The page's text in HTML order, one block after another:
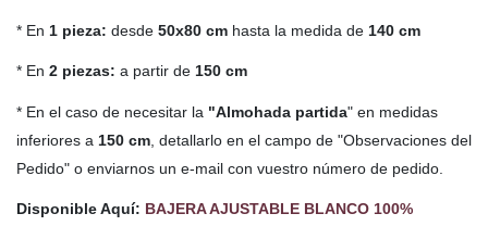
* En 1 pieza: desde 50x80 cm hasta la medida de 140 cm
* En 2 piezas: a partir de 150 cm
* En el caso de necesitar la "Almohada partida" en medidas
inferiores a 150 cm , detallarlo en el campo de "Observaciones del
Pedido" o enviarnos un e-mail con vuestro número de pedido.
Disponible Aquí: BAJERA AJUSTABLE BLANCO 100%